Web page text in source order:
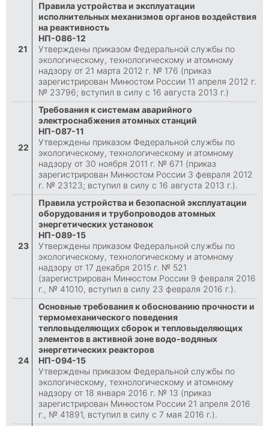
21
Правила устройства и эксплуатации
исполнительных механизмов органов воздействия
на реактивность
НП-086-12
Утверждены приказом Федеральной службы по
экологическому, технологическому и атомному
надзору от 21 марта 2012 г. № 176 (приказ
зарегистрирован Минюстом России 11 апреля 2012 г.
№ 23796; вступил в силу с 16 августа 2013 г.)
22
Требования к системам аварийного
электроснабжения атомных станций
НП-087-11
Утверждены приказом Федеральной службы по
экологическому, технологическому и атомному
надзору от 30 ноября 2011 г. № 671 (приказ
зарегистрирован Минюстом России 3 февраля 2012
г. № 23123; вступил в силу с 16 августа 2013 г.).
23
Правила устройства и безопасной эксплуатации
оборудования и трубопроводов атомных
энергетических установок
НП-089-15
Утверждены приказом Федеральной службы по
экологическому, технологическому и атомному
надзору от 17 декабря 2015 г. № 521
(зарегистрирован Минюстом России 9 февраля 2016
г., № 41010, вступил в силу 23 февраля 2016 г.).
24
Основные требования к обоснованию прочности и
термомеханического поведения
тепловыделяющих сборок и тепловыделяющих
элементов в активной зоне водо-водяных
энергетических реакторов
НП-094-15
Утверждены приказом Федеральной службы по
экологическому, технологическому и атомному
надзору от 18 января 2016 г. № 13 (приказ
зарегистрирован Минюстом России 21 апреля 2016
г., № 41891, вступил в силу с 7 мая 2016 г.).